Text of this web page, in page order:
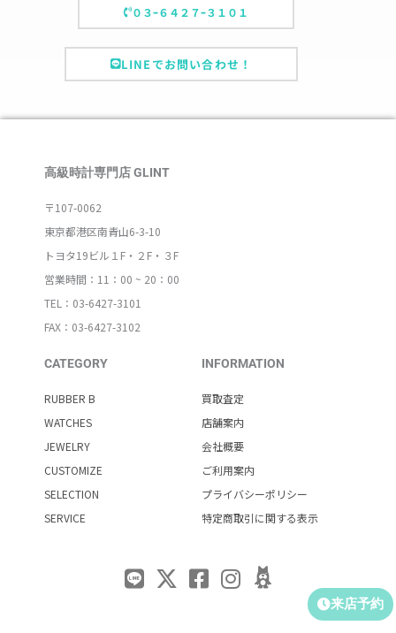
０３ｰ６４２７ｰ３１０１
LINEでお問い合わせ！
高級時計専門店 GLINT
〒107-0062
東京都港区南青山6-3-10
トヨタ19ビル１F・２F・３F
営業時間：11：00 ~ 20：00
TEL：03-6427-3101
FAX：03-6427-3102
CATEGORY
RUBBER B
WATCHES
JEWELRY
CUSTOMIZE
SELECTION
SERVICE
INFORMATION
買取査定
店舗案内
会社概要
ご利用案内
プライバシーポリシー
特定商取引に関する表示
来店予約